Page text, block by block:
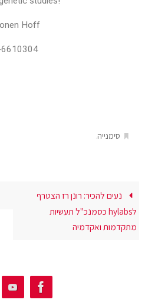
Hoff
סימנייה
נעים להכיר: רונן רז הצטרף
לhylabs כסמנכ"ל תעשיות
מתקדמות ואקדמיה